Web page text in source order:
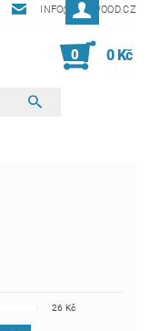
INFO@PERWOOD.CZ
0 0 Kč
26 Kč